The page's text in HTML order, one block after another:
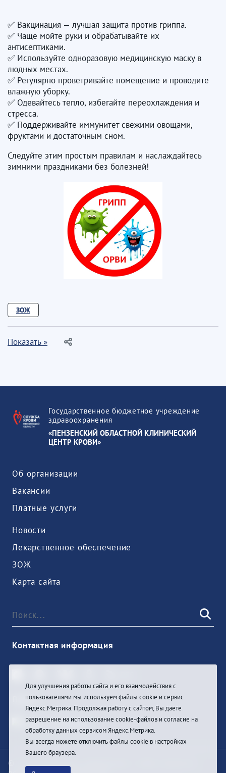
✅ Вакцинация — лучшая защита против гриппа.
✅ Чаще мойте руки и обрабатывайте их
антисептиками.
✅ Используйте одноразовую медицинскую маску в
людных местах.
✅ Регулярно проветривайте помещение и проводите
влажную уборку.
✅ Одевайтесь тепло, избегайте переохлаждения и
стресса.
✅ Поддерживайте иммунитет свежими овощами,
фруктами и достаточным сном.
Следуйте этим простым правилам и наслаждайтесь
зимними праздниками без болезней!
ЗОЖ
Показать »
Государственное бюджетное учреждение
здравоохранения
«ПЕНЗЕНСКИЙ ОБЛАСТНОЙ КЛИНИЧЕСКИЙ
ЦЕНТР КРОВИ»
Об организации
Вакансии
Платные услуги
Новости
Лекарственное обеспечение
ЗОЖ
Карта сайта
Контактная информация
Войти
© При цитировании информации с сайта ссылка на
Для улучшения работы сайта и его взаимодействия с
пользователями мы используем файлы cookie и сервис
Яндекс.Метрика. Продолжая работу с сайтом, Вы даете
разрешение на использование cookie-файлов и согласие на
обработку данных сервисом Яндекс.Метрика.
Вы всегда можете отключить файлы cookie в настройках
Вашего браузера.